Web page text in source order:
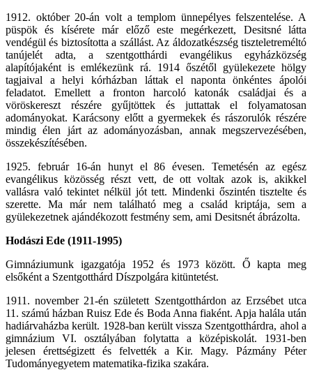
1912. október 20-án volt a templom ünnepélyes felszentelése. A
püspök és kísérete már előző este megérkezett, Desitsné látta
vendégül és biztosította a szállást. Az áldozatkészség tiszteletreméltó
tanújelét adta, a szentgotthárdi evangélikus egyházközség
alapítójaként is emlékezünk rá. 1914 őszétől gyülekezete hölgy
tagjaival a helyi kórházban láttak el naponta önkéntes ápolói
feladatot. Emellett a fronton harcoló katonák családjai és a
vöröskereszt részére gyűjtöttek és juttattak el folyamatosan
adományokat. Karácsony előtt a gyermekek és rászorulók részére
mindig élen járt az adományozásban, annak megszervezésében,
összekészítésében.
1925. február 16-án hunyt el 86 évesen. Temetésén az egész
evangélikus közösség részt vett, de ott voltak azok is, akikkel
vallásra való tekintet nélkül jót tett. Mindenki őszintén tisztelte és
szerette. Ma már nem található meg a család kriptája, sem a
gyülekezetnek ajándékozott festmény sem, ami Desitsnét ábrázolta.
Hodászi Ede (1911-1995)
Gimnáziumunk igazgatója 1952 és 1973 között. Ő kapta meg
elsőként a Szentgotthárd Díszpolgára kitüntetést.
1911. november 21-én született Szentgotthárdon az Erzsébet utca
11. számú házban Ruisz Ede és Boda Anna fiaként. Apja halála után
hadiárvaházba került. 1928-ban került vissza Szentgotthárdra, ahol a
gimnázium VI. osztályában folytatta a középiskolát. 1931-ben
jelesen érettségizett és felvették a Kir. Magy. Pázmány Péter
Tudományegyetem matematika-fizika szakára.